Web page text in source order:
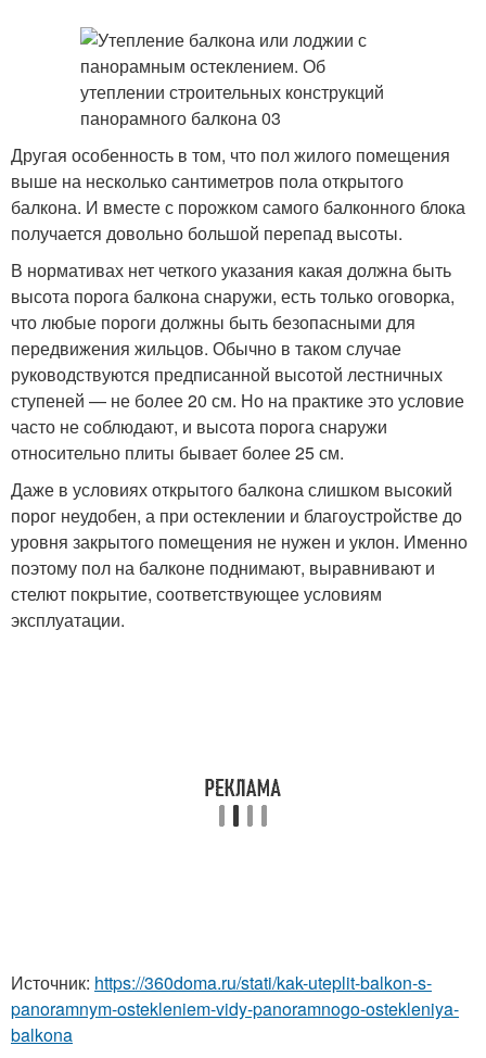
Другая особенность в том, что пол жилого помещения
выше на несколько сантиметров пола открытого
балкона. И вместе с порожком самого балконного блока
получается довольно большой перепад высоты.
В нормативах нет четкого указания какая должна быть
высота порога балкона снаружи, есть только оговорка,
что любые пороги должны быть безопасными для
передвижения жильцов. Обычно в таком случае
руководствуются предписанной высотой лестничных
ступеней — не более 20 см. Но на практике это условие
часто не соблюдают, и высота порога снаружи
относительно плиты бывает более 25 см.
Даже в условиях открытого балкона слишком высокий
порог неудобен, а при остеклении и благоустройстве до
уровня закрытого помещения не нужен и уклон. Именно
поэтому пол на балконе поднимают, выравнивают и
стелют покрытие, соответствующее условиям
эксплуатации.
Источник: https://360doma.ru/stati/kak-uteplit-balkon-s-
panoramnym-ostekleniem-vidy-panoramnogo-ostekleniya-
balkona